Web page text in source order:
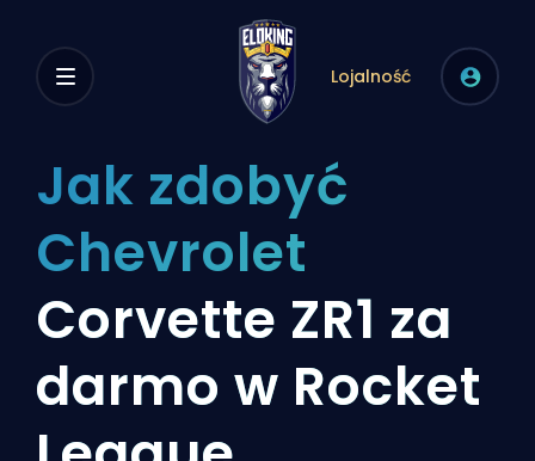
Lojalność
Jak zdobyć
Chevrolet
Corvette ZR1 za
darmo w Rocket